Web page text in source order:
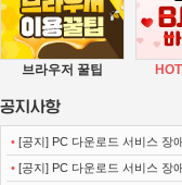
브라우저 꿀팁 HOT
• [공지] PC 다운로드 서비스 장
(Microsoft Edge)
• [공지] PC 다운로드 서비스 장